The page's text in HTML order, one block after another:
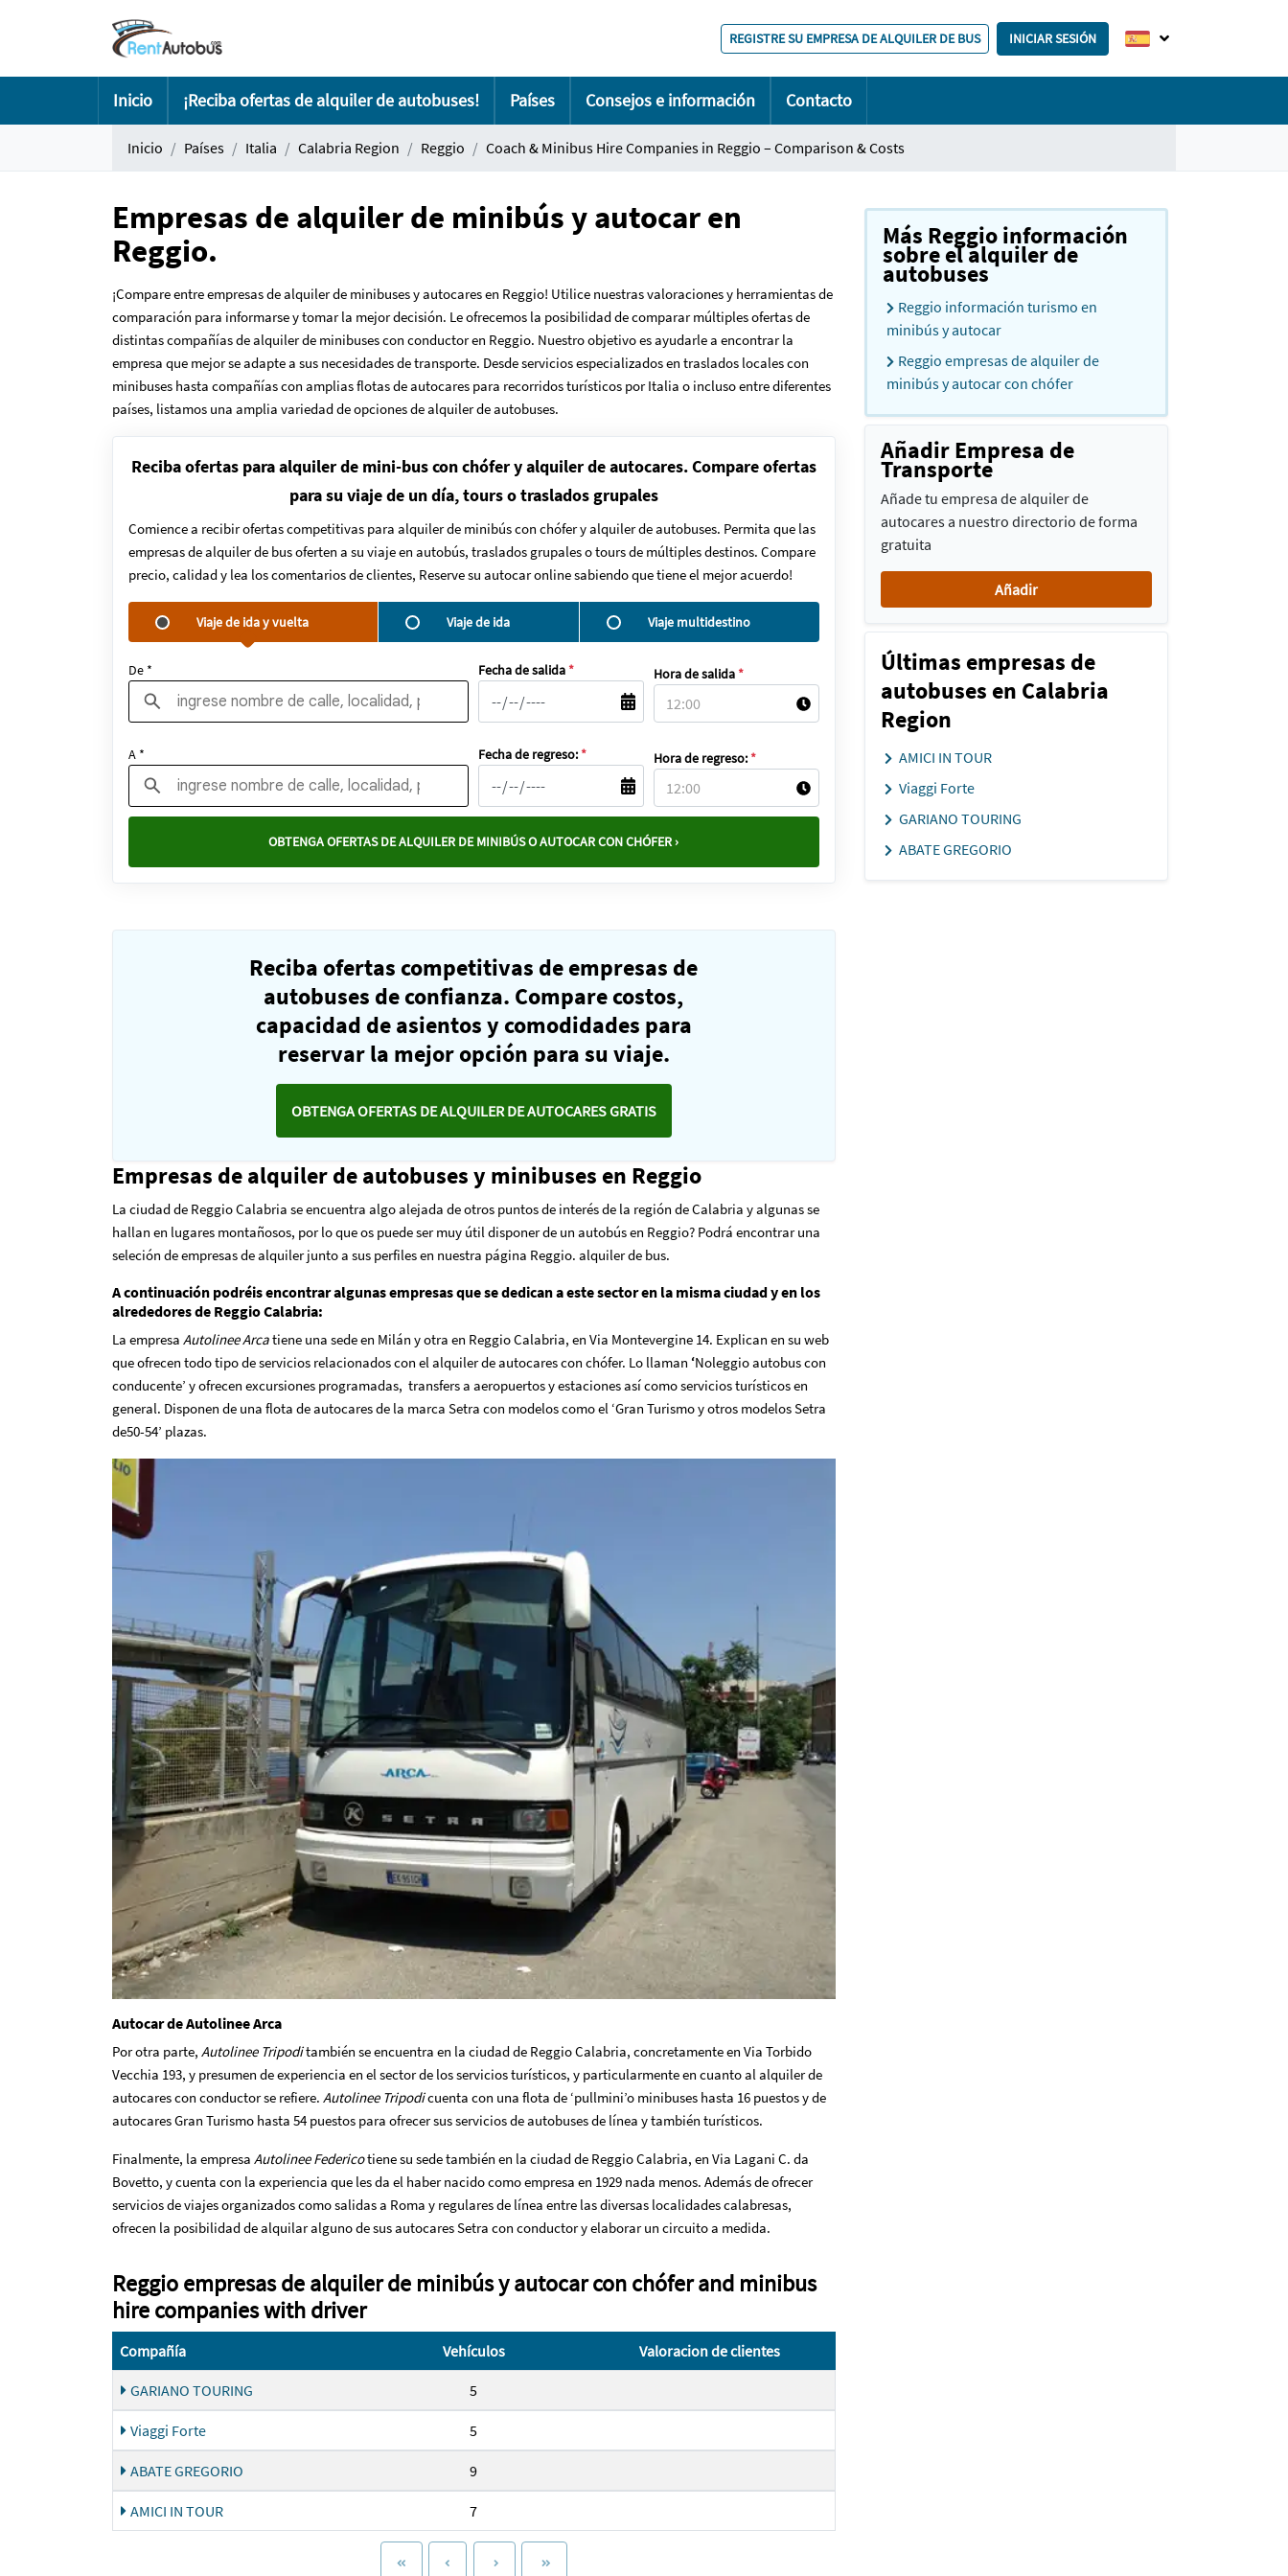
REGISTRE SU EMPRESA DE ALQUILER DE BUS INICIAR SESIÓN
Inicio ¡Reciba ofertas de alquiler de autobuses! Países Consejos e información Contacto
Inicio Países Italia Calabria Region Reggio Coach & Minibus Hire Companies in Reggio – Comparison & Costs
Empresas de alquiler de minibús y autocar en
Reggio.
¡Compare entre empresas de alquiler de minibuses y autocares en Reggio! Utilice nuestras valoraciones y herramientas de
comparación para informarse y tomar la mejor decisión. Le ofrecemos la posibilidad de comparar múltiples ofertas de
distintas compañías de alquiler de minibuses con conductor en Reggio. Nuestro objetivo es ayudarle a encontrar la
empresa que mejor se adapte a sus necesidades de transporte. Desde servicios especializados en traslados locales con
minibuses hasta compañías con amplias flotas de autocares para recorridos turísticos por Italia o incluso entre diferentes
países, listamos una amplia variedad de opciones de alquiler de autobuses.
Reciba ofertas para alquiler de mini-bus con chófer y alquiler de autocares. Compare ofertas
para su viaje de un día, tours o traslados grupales
Comience a recibir ofertas competitivas para alquiler de minibús con chófer y alquiler de autobuses. Permita que las
empresas de alquiler de bus oferten a su viaje en autobús, traslados grupales o tours de múltiples destinos. Compare
precio, calidad y lea los comentarios de clientes, Reserve su autocar online sabiendo que tiene el mejor acuerdo!
Viaje de ida y vuelta Viaje de ida Viaje multidestino
De * Fecha de salida * Hora de salida *
A * Fecha de regreso: * Hora de regreso: *
OBTENGA OFERTAS DE ALQUILER DE MINIBÚS O AUTOCAR CON CHÓFER ›
Reciba ofertas competitivas de empresas de
autobuses de confianza. Compare costos,
capacidad de asientos y comodidades para
reservar la mejor opción para su viaje.
OBTENGA OFERTAS DE ALQUILER DE AUTOCARES GRATIS
Empresas de alquiler de autobuses y minibuses en Reggio
La ciudad de Reggio Calabria se encuentra algo alejada de otros puntos de interés de la región de Calabria y algunas se
hallan en lugares montañosos, por lo que os puede ser muy útil disponer de un autobús en Reggio? Podrá encontrar una
seleción de empresas de alquiler junto a sus perfiles en nuestra página Reggio. alquiler de bus.
A continuación podréis encontrar algunas empresas que se dedican a este sector en la misma ciudad y en los
alrededores de Reggio Calabria:
La empresa Autolinee Arcatiene una sede en Milán y otra en Reggio Calabria, en Via Montevergine 14. Explican en su web
que ofrecen todo tipo de servicios relacionados con el alquiler de autocares con chófer. Lo llaman ‘Noleggio autobus con
conducente’ y ofrecen excursiones programadas, transfers a aeropuertos y estaciones así como servicios turísticos en
general. Disponen de una flota de autocares de la marca Setra con modelos como el ‘Gran Turismo y otros modelos Setra
de50-54’ plazas.
Autocar deAutolinee Arca
Por otra parte, Autolinee Tripoditambién se encuentra en la ciudad de Reggio Calabria, concretamente en Via Torbido
Vecchia 193, y presumen de experiencia en el sector de los servicios turísticos, y particularmente en cuanto al alquiler de
autocares con conductor se refiere. Autolinee Tripodicuenta con una flota de ‘pullmini’o minibuses hasta 16 puestos y de
autocares Gran Turismo hasta 54 puestos para ofrecer sus servicios de autobuses de línea y también turísticos.
Finalmente, la empresa Autolinee Federicotiene su sede también en la ciudad de Reggio Calabria, en Via Lagani C. da
Bovetto, y cuenta con la experiencia que les da el haber nacido como empresa en 1929 nada menos. Además de ofrecer
servicios de viajes organizados como salidas a Roma y regulares de línea entre las diversas localidades calabresas,
ofrecen la posibilidad de alquilar alguno de sus autocares Setra con conductor y elaborar un circuito a medida.
Reggio empresas de alquiler de minibús y autocar con chófer and minibus
hire companies with driver
Compañía Vehículos Valoracion de clientes
GARIANO TOURING 5
Viaggi Forte 5
ABATE GREGORIO 9
AMICI IN TOUR 7
Más Reggio información
sobre el alquiler de
autobuses
Reggio información turismo en
minibús y autocar
Reggio empresas de alquiler de
minibús y autocar con chófer
Añadir Empresa de
Transporte
Añade tu empresa de alquiler de
autocares a nuestro directorio de forma
gratuita
Añadir
Últimas empresas de
autobuses en Calabria
Region
AMICI IN TOUR
Viaggi Forte
GARIANO TOURING
ABATE GREGORIO